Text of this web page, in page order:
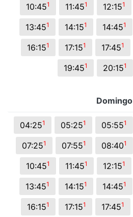
10:451 11:451 12:151
13:451 14:151 14:451
16:151 17:151 17:451
19:451 20:151
Domingo
04:251 05:251 05:551
07:251 07:551 08:401
10:451 11:451 12:151
13:451 14:151 14:451
16:151 17:151 17:451